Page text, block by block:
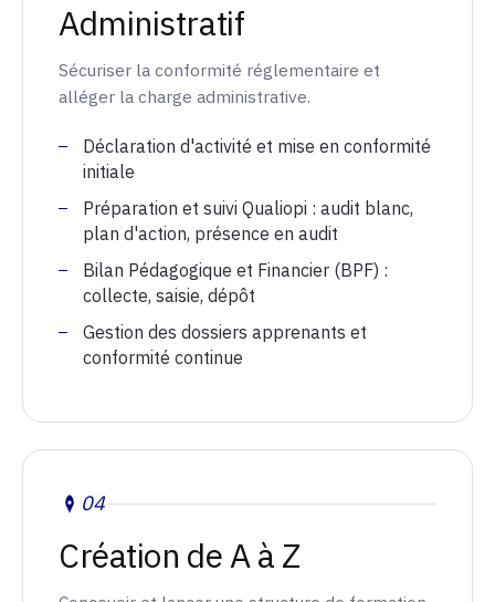
Administratif
Sécuriser la conformité réglementaire et
alléger la charge administrative.
Déclaration d'activité et mise en conformité
initiale
Préparation et suivi Qualiopi : audit blanc,
plan d'action, présence en audit
Bilan Pédagogique et Financier (BPF) :
collecte, saisie, dépôt
Gestion des dossiers apprenants et
conformité continue
04
Création de A à Z